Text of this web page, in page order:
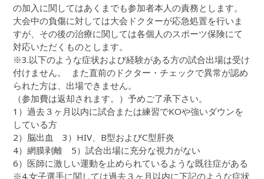
の加入に関してはあくまでも参加者本人の責務とします。
大会中の負傷に対しては大会ドクターが応急処置を行いま
すが、その後の治療に関しては各個人のスポーツ保険にて
対応いただくものとします。
※3.以下のような症状および経験がある方の試合出場は受け
付けません。 また直前のドクター・チェックで異常が認め
られた方は、出場できません。
（参加費は返却されます。）予めご了承下さい。
1）過去３ヶ月以内に試合または練習でKOや強いダウンを
している方
2）脳出血 3）HIV、B型およびC型肝炎
4）網膜剥離 5）試合出場に充分な視力がない
6）医師に激しい運動を止められているような既往症がある
※4.女子選手に関しては過去３ヶ月以内に下記のような症状